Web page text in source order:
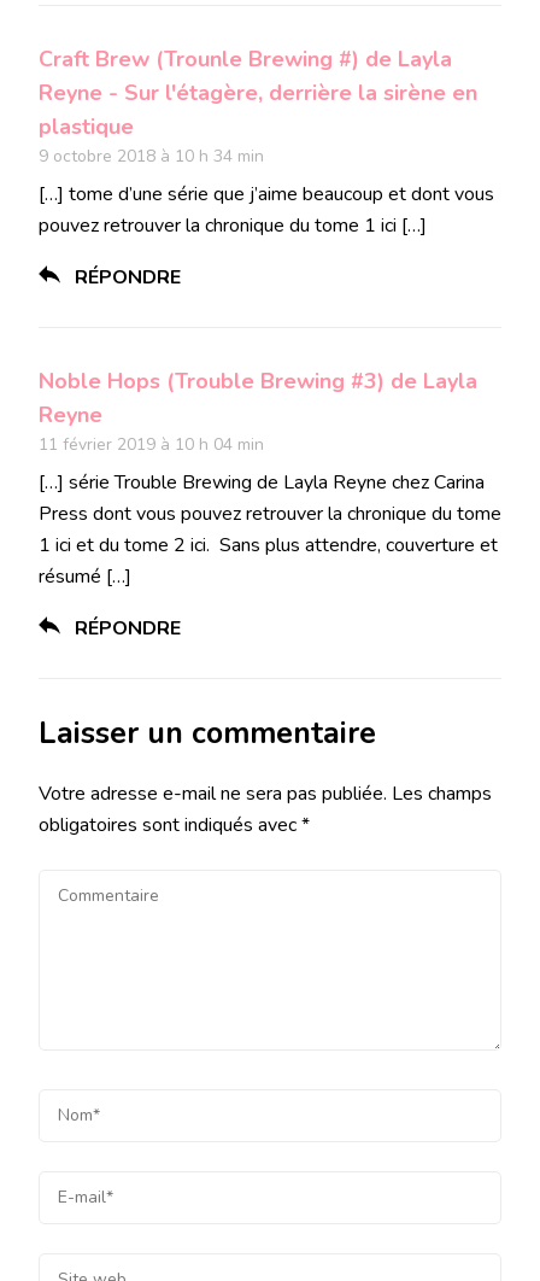
Craft Brew (Trounle Brewing #) de Layla
Reyne - Sur l'étagère, derrière la sirène en
plastique
9 octobre 2018 à 10 h 34 min
[…] tome d’une série que j’aime beaucoup et dont vous
pouvez retrouver la chronique du tome 1 ici […]
RÉPONDRE
Noble Hops (Trouble Brewing #3) de Layla
Reyne
11 février 2019 à 10 h 04 min
[…] série Trouble Brewing de Layla Reyne chez Carina
Press dont vous pouvez retrouver la chronique du tome
1 ici et du tome 2 ici. Sans plus attendre, couverture et
résumé […]
RÉPONDRE
Laisser un commentaire
Votre adresse e-mail ne sera pas publiée. Les champs
obligatoires sont indiqués avec*